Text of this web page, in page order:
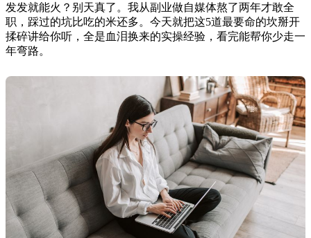
发发就能火？别天真了。我从副业做自媒体熬了两年才敢全
职，踩过的坑比吃的米还多。今天就把这5道最要命的坎掰开
揉碎讲给你听，全是血泪换来的实操经验，看完能帮你少走一
年弯路。